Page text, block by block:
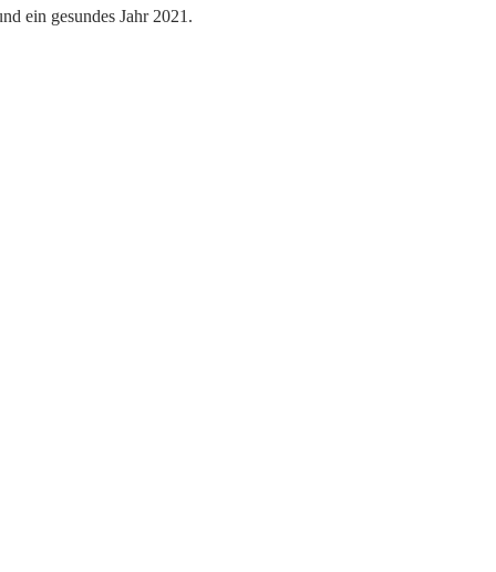
ein gesundes Jahr 2021.